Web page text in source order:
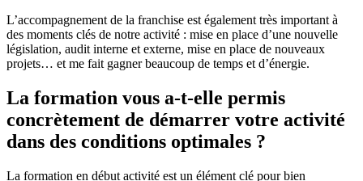
L’accompagnement de la franchise est également très important à
des moments clés de notre activité : mise en place d’une nouvelle
législation, audit interne et externe, mise en place de nouveaux
projets… et me fait gagner beaucoup de temps et d’énergie.
La formation vous a-t-elle permis
concrètement de démarrer votre activité
dans des conditions optimales ?
La formation en début activité est un élément clé pour bien